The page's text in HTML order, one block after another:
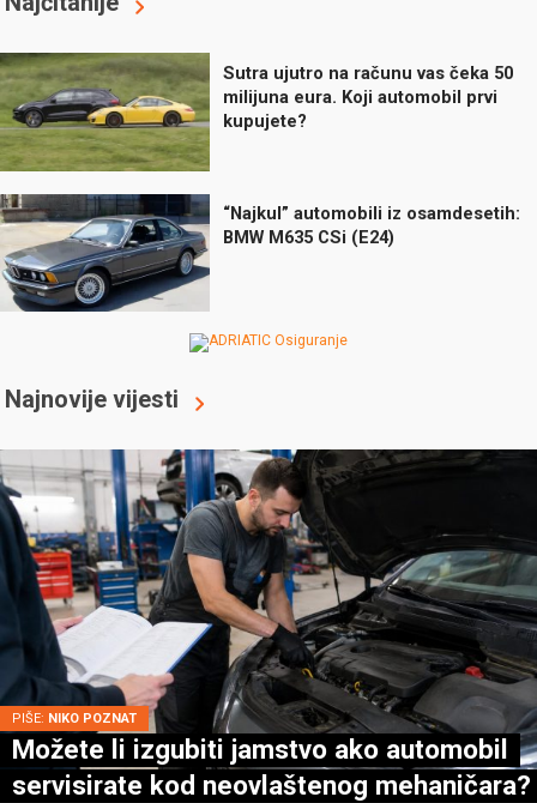
Sutra ujutro na računu vas čeka 50
milijuna eura. Koji automobil prvi
kupujete?
“Najkul” automobili iz osamdesetih:
BMW M635 CSi (E24)
Najnovije vijesti
PIŠE: NIKO POZNAT
Možete li izgubiti jamstvo ako automobil
servisirate kod neovlaštenog mehaničara?